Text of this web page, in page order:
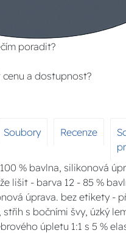
poradit?
a dostupnost?
Soubory Recenze
% bavlna, silikonová
lišit - barva 12 - 85 %
úprava. bez etikety -
střih s bočními švy, úzký
úpletu 1:1 s 5 %